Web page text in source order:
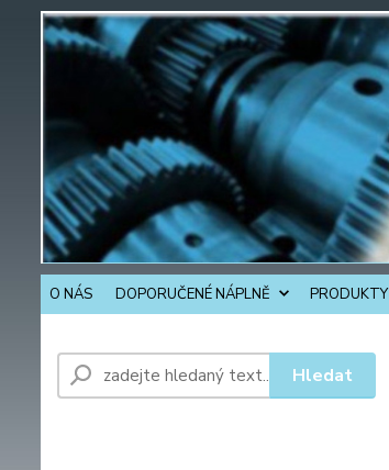
O NÁS DOPORUČENÉ NÁPLNĚ PRODUKTY
Hledat